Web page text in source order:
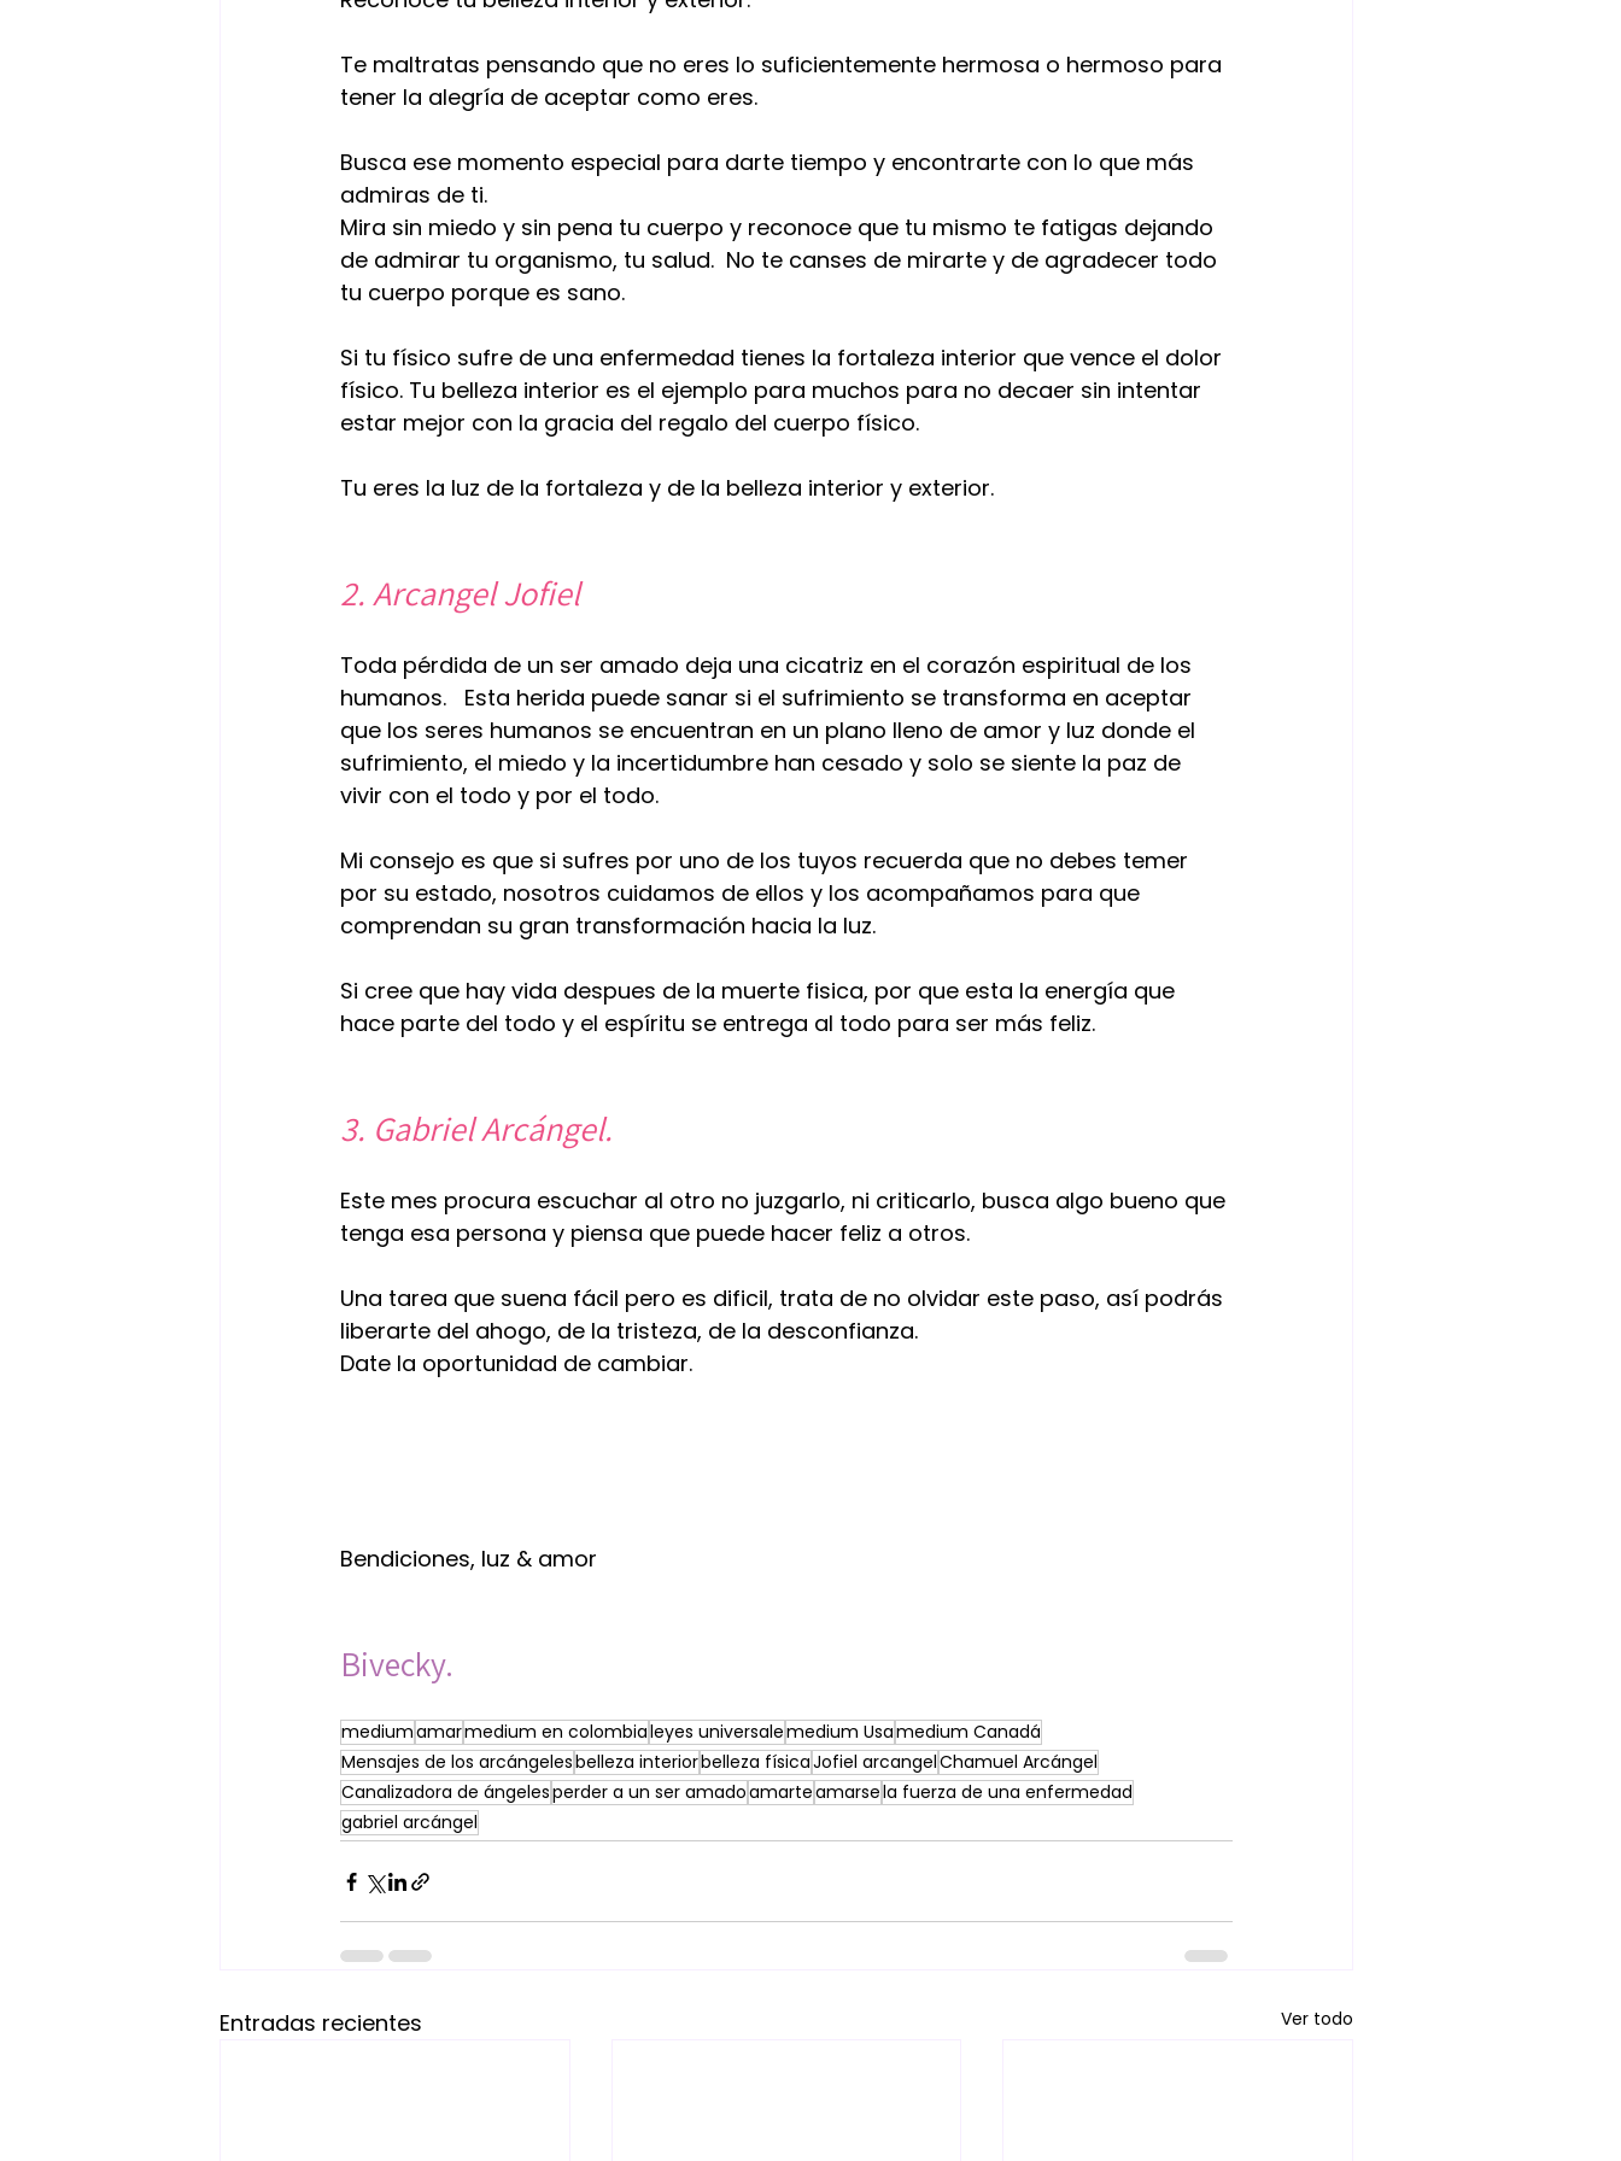
Te maltratas pensando que no eres lo suficientemente hermosa o hermoso para
tener la alegría de aceptar como eres.
Busca ese momento especial para darte tiempo y encontrarte con lo que más
admiras de ti.
Mira sin miedo y sin pena tu cuerpo y reconoce que tu mismo te fatigas dejando
de admirar tu organismo, tu salud.  No te canses de mirarte y de agradecer todo
tu cuerpo porque es sano.
Si tu físico sufre de una enfermedad tienes la fortaleza interior que vence el dolor
físico. Tu belleza interior es el ejemplo para muchos para no decaer sin intentar
estar mejor con la gracia del regalo del cuerpo físico.
Tu eres la luz de la fortaleza y de la belleza interior y exterior.
2. Arcangel Jofiel
Toda pérdida de un ser amado deja una cicatriz en el corazón espiritual de los
humanos.   Esta herida puede sanar si el sufrimiento se transforma en aceptar
que los seres humanos se encuentran en un plano lleno de amor y luz donde el
sufrimiento, el miedo y la incertidumbre han cesado y solo se siente la paz de
vivir con el todo y por el todo.
Mi consejo es que si sufres por uno de los tuyos recuerda que no debes temer
por su estado, nosotros cuidamos de ellos y los acompañamos para que
comprendan su gran transformación hacia la luz.
Si cree que hay vida despues de la muerte fisica, por que esta la energía que
hace parte del todo y el espíritu se entrega al todo para ser más feliz.
3. Gabriel Arcángel.
Este mes procura escuchar al otro no juzgarlo, ni criticarlo, busca algo bueno que
tenga esa persona y piensa que puede hacer feliz a otros.
Una tarea que suena fácil pero es dificil, trata de no olvidar este paso, así podrás
liberarte del ahogo, de la tristeza, de la desconfianza.
Date la oportunidad de cambiar.
Bendiciones, luz & amor
Bivecky.
mediumamarmedium en colombialeyes universalemedium Usamedium Canadá
Mensajes de los arcángelesbelleza interiorbelleza físicaJofiel arcangelChamuel Arcángel
Canalizadora de ángelesperder a un ser amadoamarteamarsela fuerza de una enfermedad
gabriel arcángel
Entradas recientes Ver todo